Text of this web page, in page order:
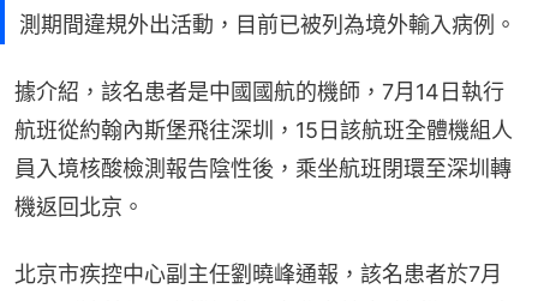
測期間違規外出活動，目前已被列為境外輸入病例。
據介紹，該名患者是中國國航的機師，7月14日執行
航班從約翰內斯堡飛往深圳，15日該航班全體機組人
員入境核酸檢測報告陰性後，乘坐航班閉環至深圳轉
機返回北京。
北京市疾控中心副主任劉曉峰通報，該名患者於7月